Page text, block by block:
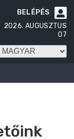

BELÉPÉS
2026. AUGUSZTUS
07